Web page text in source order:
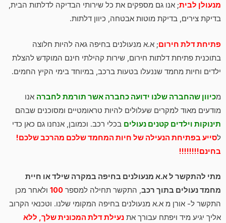
מנעולן לבית; אנו גם מספקים את כל שירותי הבדיקה לדלתות הבית,
בדיקת צירים, בדיקת מוטות אבטחה, כיוון דלתות.
פתיחת דלת חירום; א.א מנעולנים בחיפה גאה להיות חלוצה
בתוכנית פתיחת דלתות חירום, שירות קהילתי חינם המוקדש להצלת
ילדים וחיות מחמד שננעלו בטעות ברכב, במיוחד בימי הקיץ החמים.
מכיוון שהחברה שלנו ידועה כחברה אשר תורמת לחברה אנו
מודעים מאוד למקרים שעלולים להיות טראומטיים ומסוכנים שבהם
תינוקות וילדים קטנים נעולים בכלי רכב. וכמובן, אנחנו גם כאן כדי
לסייע בפתיחת הנעילה של חיות המחמד שלכם מהרכב שלכם!
בחינם!!!!!!!!
מתי להתקשר ל א.א מנעולנים בחיפה במקרה שילד או חיית
מחמד נעולים בתוך רכב, התקשר תחילה למספר 100 ולאחר מכן
התקשר ל- אורן מ א.א מנעולנים בחיפה המקומי שלנו. וטכנאי הקרוב
אליך יגיע מיד ויפתח עבורך את נעילת דלת המכונית שלך, ללא